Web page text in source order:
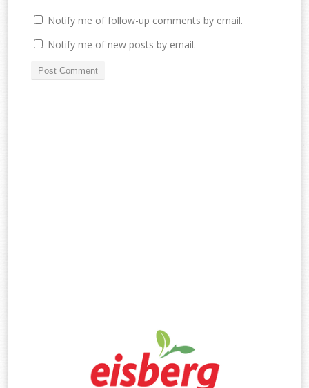
Notify me of follow-up comments by email.
Notify me of new posts by email.